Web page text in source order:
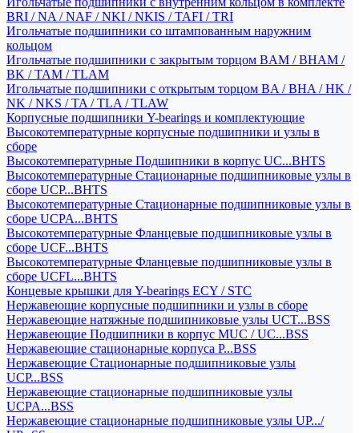
BRI / NA / NAF / NKI / NKIS / TAFI / TRI
Игольчатые подшипники со штампованным наружним
кольцом
Игольчатые подшипники с закрытым торцом BAM / BHAM /
BK / TAM / TLAM
Игольчатые подшипники с открытым торцом BA / BHA / HK /
NK / NKS / TA / TLA / TLAW
Корпусные подшипники Y-bearings и комплектующие
Высокотемпературные корпусные подшипники и узлы в
сборе
Высокотемпературные Подшипники в корпус UC...BHTS
Высокотемпературные Стационарные подшипниковые узлы в
сборе UCP...BHTS
Высокотемпературные Стационарные подшипниковые узлы в
сборе UCPA...BHTS
Высокотемпературные Фланцевые подшипниковые узлы в
сборе UCF...BHTS
Высокотемпературные Фланцевые подшипниковые узлы в
сборе UCFL...BHTS
Концевые крышки для Y-bearings ECY / STC
Нержавеющие корпусные подшипники и узлы в сборе
Нержавеющие натяжные подшипниковые узлы UCT...BSS
Нержавеющие Подшипники в корпус MUC / UC...BSS
Нержавеющие стационарные корпуса P...BSS
Нержавеющие Стационарные подшипниковые узлы
UCP...BSS
Нержавеющие стационарные подшипниковые узлы
UCPA...BSS
Нержавеющие стационарные подшипниковые узлы UP.../